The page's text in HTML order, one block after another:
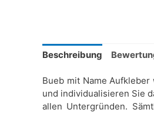
Beschreibung
Bueb mit Name
und individualisieren Sie
allen Untergründen.